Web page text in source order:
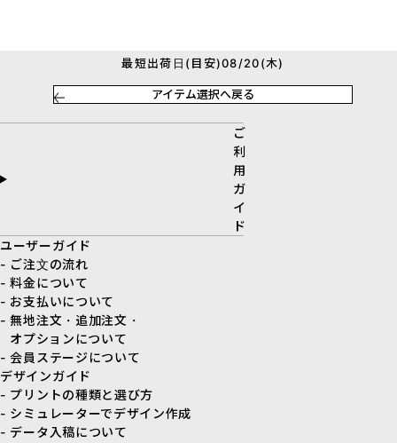
最短出荷日(目安)08/20(木)
アイテム選択へ戻る
ご
利
用
ガ
イ
ド
ユーザーガイド
- ご注文の流れ
- 料金について
- お支払いについて
- 無地注文・追加注文・
オプションについて
- 会員ステージについて
デザインガイド
- プリントの種類と選び方
- シミュレーターでデザイン作成
- データ入稿について